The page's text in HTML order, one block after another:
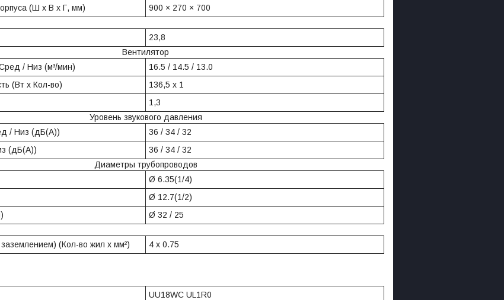
(Ш x В x Г, мм) 900 × 270 × 700
23,8
Вентилятор
/ Низ (м³/мин)
16.5 / 14.5 / 13.0
(Вт x Кол-во)
136,5 x 1
1,3
Уровень звукового давления
/ Низ (дБ(А))
36 / 34 / 32
(дБ(А))
36 / 34 / 32
Диаметры трубопроводов
Ø 6.35(1/4)
Ø 12.7(1/2)
Ø 32 / 25
(Кол-во жил x мм²) 4 x 0.75
UU18WC UL1R0